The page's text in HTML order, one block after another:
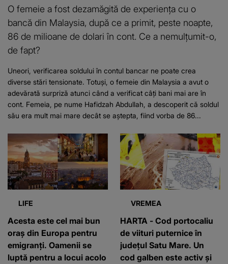
O femeie a fost dezamăgită de experiența cu o
bancă din Malaysia, după ce a primit, peste noapte,
86 de milioane de dolari în cont. Ce a nemulțumit-o,
de fapt?
Uneori, verificarea soldului în contul bancar ne poate crea
diverse stări tensionate. Totuși, o femeie din Malaysia a avut o
adevărată surpriză atunci când a verificat câți bani mai are în
cont. Femeia, pe nume Hafidzah Abdullah, a descoperit că soldul
său era mult mai mare decât se aștepta, fiind vorba de 86...
LIFE
Acesta este cel mai bun
oraș din Europa pentru
emigranți. Oamenii se
luptă pentru a locui acolo
VREMEA
HARTA - Cod portocaliu
de viituri puternice în
județul Satu Mare. Un
cod galben este activ și